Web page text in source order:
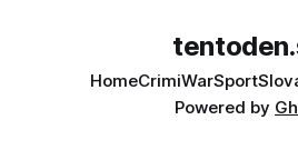
HomeCrimiWarSport
Powered by